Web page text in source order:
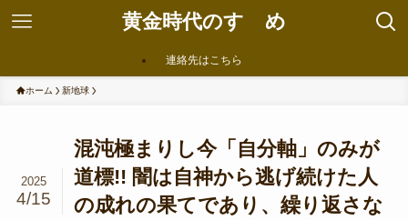
黄金時代のすゝめ
連絡先はこちら
ホーム 新地球
混沌極まりし今「自分軸」のみが
道標!! 闇は自神から逃げ続けた人
の成れの果てであり、繰り返さな
2025
4/15